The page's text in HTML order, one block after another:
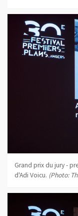
Grand prix du jury -
d'Adi Voicu. (Photo: